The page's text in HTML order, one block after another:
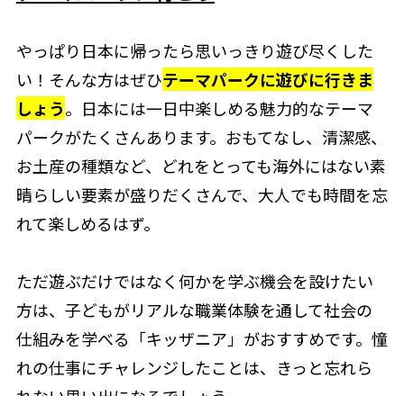
やっぱり日本に帰ったら思いっきり遊び尽くした
い！そんな方はぜひテーマパークに遊びに行きま
しょう。日本には一日中楽しめる魅力的なテーマ
パークがたくさんあります。おもてなし、清潔感、
お土産の種類など、どれをとっても海外にはない素
晴らしい要素が盛りだくさんで、大人でも時間を忘
れて楽しめるはず。
ただ遊ぶだけではなく何かを学ぶ機会を設けたい
方は、子どもがリアルな職業体験を通して社会の
仕組みを学べる「キッザニア」がおすすめです。憧
れの仕事にチャレンジしたことは、きっと忘れら